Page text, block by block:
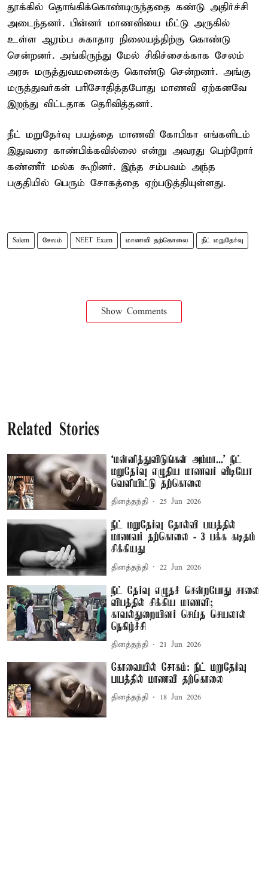
தூக்கில் தொங்கிக்கொண்டிருந்ததை கண்டு அதிர்ச்சி
அடைந்தனர். பின்னர் மாணவியை மீட்டு அருகில்
உள்ள ஆரம்ப சுகாதார நிலையத்திற்கு கொண்டு
சென்றனர். அங்கிருந்து மேல் சிகிச்சைக்காக சேலம்
அரசு மருத்துவமனைக்கு கொண்டு சென்றனர். அங்கு
மருத்துவர்கள் பரிசோதித்தபோது மாணவி ஏற்கனவே
இறந்து விட்டதாக தெரிவித்தனர்.
நீட் மறுதேர்வு பயத்தை மாணவி கோபிகா எங்களிடம்
இதுவரை காண்பிக்கவில்லை என்று அவரது பெற்றோர்
கண்ணீர் மல்க கூறினர். இந்த சம்பவம் அந்த
பகுதியில் பெரும் சோகத்தை ஏற்படுத்தியுள்ளது.
Salem சேலம் NEET Exam மாணவி தற்கொலை நீட் மறுதேர்வு
Show Comments
Related Stories
‘மன்னித்துவிடுங்கள் அம்மா...’ நீட்
மறுதேர்வு எழுதிய மாணவர் வீடியோ
வெளியிட்டு தற்கொலை
தினத்தந்தி 25 Jun 2026
நீட் மறுதேர்வு தோல்வி பயத்தில்
மாணவர் தற்கொலை - 3 பக்க கடிதம்
சிக்கியது
தினத்தந்தி 22 Jun 2026
நீட் தேர்வு எழுதச் சென்றபோது சாலை
விபத்தில் சிக்கிய மாணவி;
காவல்துறையினர் செய்த செயலால்
நெகிழ்ச்சி
தினத்தந்தி 21 Jun 2026
கோவையில் சோகம்: நீட் மறுதேர்வு
பயத்தில் மாணவி தற்கொலை
தினத்தந்தி 18 Jun 2026